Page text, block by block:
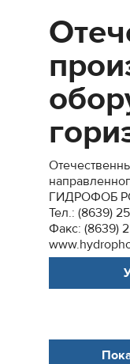
ГИДРОФОБ
Тел.: (8639)
Факс: (8639)